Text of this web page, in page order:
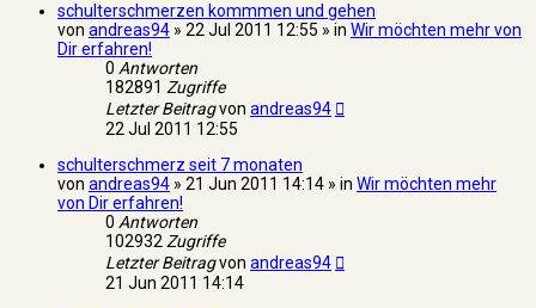
schulterschmerzen kommmen und gehen
von andreas94 » 22 Jul 2011 12:55 » in Wir möchten mehr von
Dir erfahren!
0 Antworten
182891 Zugriffe
Letzter Beitragvon andreas94
22 Jul 2011 12:55
schulterschmerz seit 7 monaten
von andreas94 » 21 Jun 2011 14:14 » in Wir möchten mehr
von Dir erfahren!
0 Antworten
102932Zugriffe
Letzter Beitragvon andreas94
21 Jun 2011 14:14